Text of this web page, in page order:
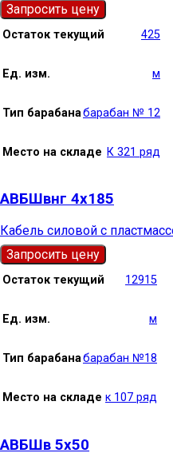
Запросить цену
Остаток текущий 425
Ед. изм. м
Тип барабанабарабан № 12
Место на складе К 321 ряд
АВБШвнг 4х185
Кабель силовой с
Запросить цену
Остаток текущий 12915
Ед. изм. м
Тип барабанабарабан №18
Место на складе к 107 ряд
АВБШв 5х50